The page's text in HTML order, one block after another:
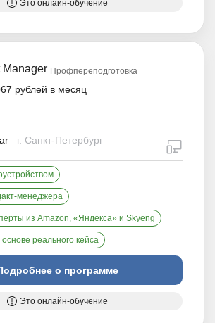
Это онлайн-обучение
Manager Профпереподготовка
рублей в месяц
г. Санкт-Петербург
менеджера
из Amazon, «Яндекса» и Skyeng
реального кейса
о программе
Это онлайн-обучение